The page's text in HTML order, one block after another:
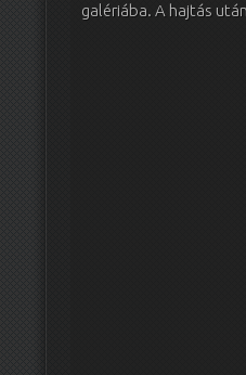
galériába. A hajtás